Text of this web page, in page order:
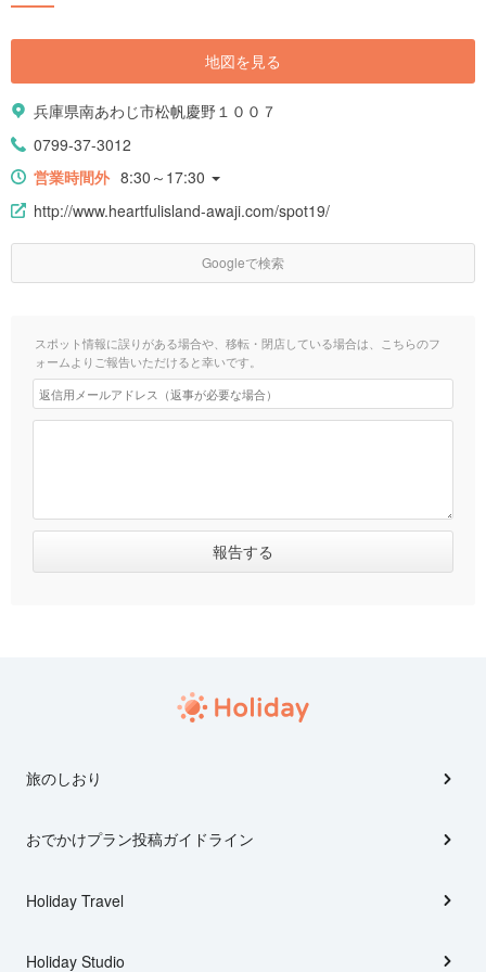
地図を見る
兵庫県南あわじ市松帆慶野１００７
0799-37-3012
営業時間外 8:30～17:30
http://www.heartfulisland-awaji.com/spot19/
Googleで検索
スポット情報に誤りがある場合や、移転・閉店している場合は、こちらのフ
ォームよりご報告いただけると幸いです。
旅のしおり
おでかけプラン投稿ガイドライン
Holiday Travel
Holiday Studio